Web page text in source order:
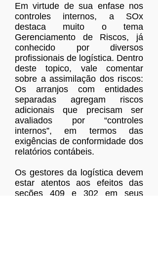
Em virtude de sua enfase nos
controles internos, a SOx
destaca muito o tema
Gerenciamento de Riscos, já
conhecido por diversos
profissionais de logística. Dentro
deste topico, vale comentar
sobre a assimilação dos riscos:
Os arranjos com entidades
separadas agregam riscos
adicionais que precisam ser
avaliados por “controles
internos”, em termos das
exigências de conformidade dos
relatórios contábeis.
Os gestores da logística devem
estar atentos aos efeitos das
seções 409 e 302 em seus